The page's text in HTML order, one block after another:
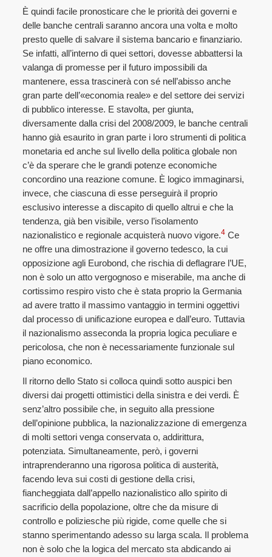
È quindi facile pronosticare che le priorità dei governi e
delle banche centrali saranno ancora una volta e molto
presto quelle di salvare il sistema bancario e finanziario.
Se infatti, all’interno di quei settori, dovesse abbattersi la
valanga di promesse per il futuro impossibili da
mantenere, essa trascinerà con sé nell’abisso anche
gran parte dell’«economia reale» e del settore dei servizi
di pubblico interesse. E stavolta, per giunta,
diversamente dalla crisi del 2008/2009, le banche centrali
hanno già esaurito in gran parte i loro strumenti di politica
monetaria ed anche sul livello della politica globale non
c’è da sperare che le grandi potenze economiche
concordino una reazione comune. È logico immaginarsi,
invece, che ciascuna di esse perseguirà il proprio
esclusivo interesse a discapito di quello altrui e che la
tendenza, già ben visibile, verso l’isolamento
nazionalistico e regionale acquisterà nuovo vigore.4 Ce
ne offre una dimostrazione il governo tedesco, la cui
opposizione agli Eurobond, che rischia di deflagrare l’UE,
non è solo un atto vergognoso e miserabile, ma anche di
cortissimo respiro visto che è stata proprio la Germania
ad avere tratto il massimo vantaggio in termini oggettivi
dal processo di unificazione europea e dall’euro. Tuttavia
il nazionalismo asseconda la propria logica peculiare e
pericolosa, che non è necessariamente funzionale sul
piano economico.
Il ritorno dello Stato si colloca quindi sotto auspici ben
diversi dai progetti ottimistici della sinistra e dei verdi. È
senz’altro possibile che, in seguito alla pressione
dell’opinione pubblica, la nazionalizzazione di emergenza
di molti settori venga conservata o, addirittura,
potenziata. Simultaneamente, però, i governi
intraprenderanno una rigorosa politica di austerità,
facendo leva sui costi di gestione della crisi,
fiancheggiata dall’appello nazionalistico allo spirito di
sacrificio della popolazione, oltre che da misure di
controllo e poliziesche più rigide, come quelle che si
stanno sperimentando adesso su larga scala. Il problema
non è solo che la logica del mercato sta abdicando ai